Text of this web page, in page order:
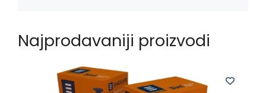
Najprodavaniji proizvodi